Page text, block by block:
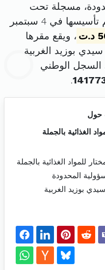
مسجلة تحت
. تم تأسيسها في 4 سبتمبر
، ويقع مقرها
نهج 20 مارس سيدي بوزيد الغربية
الوطني
.
حول
الغذائية بالجملة
للمواد الغذائية بالجملة
المحدودة